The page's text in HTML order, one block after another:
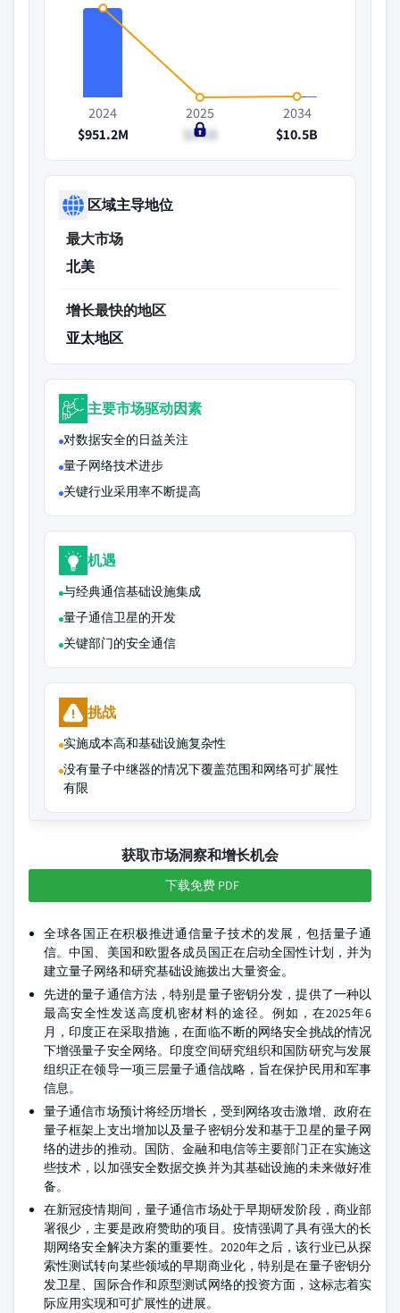
2024
$951.2M
2025
$1.1B
2034
$10.5B
区域主导地位
最大市场
北美
增长最快的地区
亚太地区
主要市场驱动因素
对数据安全的日益关注
量子网络技术进步
关键行业采用率不断提高
机遇
与经典通信基础设施集成
量子通信卫星的开发
关键部门的安全通信
挑战
实施成本高和基础设施复杂性
没有量子中继器的情况下覆盖范围和网络可扩展性
有限
获取市场洞察和增长机会
下载免费 PDF
全球各国正在积极推进通信量子技术的发展，包括量子通
信。中国、美国和欧盟各成员国正在启动全国性计划，并为
建立量子网络和研究基础设施拨出大量资金。
先进的量子通信方法，特别是量子密钥分发，提供了一种以
最高安全性发送高度机密材料的途径。例如，在2025年6
月，印度正在采取措施，在面临不断的网络安全挑战的情况
下增强量子安全网络。印度空间研究组织和国防研究与发展
组织正在领导一项三层量子通信战略，旨在保护民用和军事
信息。
量子通信市场预计将经历增长，受到网络攻击激增、政府在
量子框架上支出增加以及量子密钥分发和基于卫星的量子网
络的进步的推动。国防、金融和电信等主要部门正在实施这
些技术，以加强安全数据交换并为其基础设施的未来做好准
备。
在新冠疫情期间，量子通信市场处于早期研发阶段，商业部
署很少，主要是政府赞助的项目。疫情强调了具有强大的长
期网络安全解决方案的重要性。2020年之后，该行业已从探
索性测试转向某些领域的早期商业化，特别是在量子密钥分
发卫星、国际合作和原型测试网络的投资方面，这标志着实
际应用实现和可扩展性的进展。